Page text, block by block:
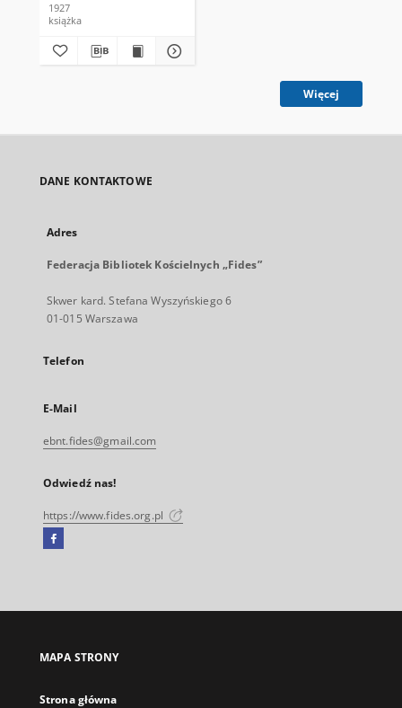
1927
książka
Więcej
DANE KONTAKTOWE
Adres
Federacja Bibliotek Kościelnych „Fides”
Skwer kard. Stefana Wyszyńskiego 6
01-015 Warszawa
Telefon
E-Mail
ebnt.fides@gmail.com
Odwiedź nas!
https://www.fides.org.pl
Facebook
się
karcie
MAPA STRONY
Strona główna